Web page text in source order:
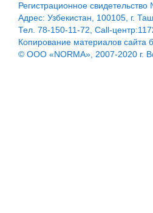
Регистрационное
Адрес: Узбекистан, 100105, г.
Тел. 78-150-11-72, Call-
Копирование материалов сайта
© ООО «NORMA», 2007-2020 г.